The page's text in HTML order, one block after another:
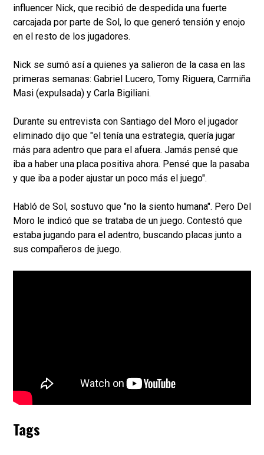
influencer Nick, que recibió de despedida una fuerte
carcajada por parte de Sol, lo que generó tensión y enojo
en el resto de los jugadores.
Nick se sumó así a quienes ya salieron de la casa en las
primeras semanas: Gabriel Lucero, Tomy Riguera, Carmiña
Masi (expulsada) y Carla Bigiliani.
Durante su entrevista con Santiago del Moro el jugador
eliminado dijo que "el tenía una estrategia, quería jugar
más para adentro que para el afuera. Jamás pensé que
iba a haber una placa positiva ahora. Pensé que la pasaba
y que iba a poder ajustar un poco más el juego".
Habló de Sol, sostuvo que "no la siento humana". Pero Del
Moro le indicó que se trataba de un juego. Contestó que
estaba jugando para el adentro, buscando placas junto a
sus compañeros de juego.
Tags